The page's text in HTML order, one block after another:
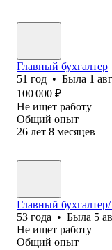
Главный бухгалтер
51 год • Была 1
100 000 ₽
Не ищет работу
Общий опыт
26 лет 8 месяцев
Главный
53 года • Была 5
Не ищет работу
Общий опыт